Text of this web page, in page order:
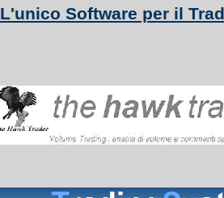
L'unico Software per il